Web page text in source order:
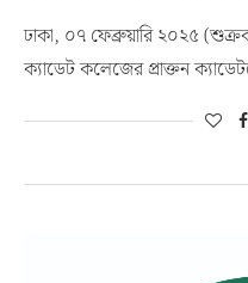
ঢাকা, ০৭ ফেব্রুয়ারি ২০২৫
ক্যাডেট কলেজের প্রাক্তন